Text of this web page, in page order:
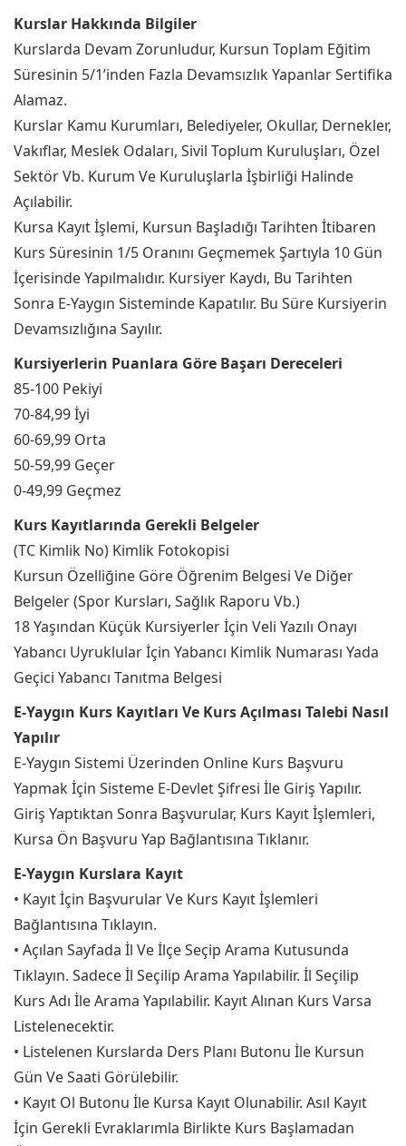
Kurslar Hakkında Bilgiler
Kurslarda Devam Zorunludur, Kursun Toplam Eğitim
Süresinin 5/1’inden Fazla Devamsızlık Yapanlar Sertifika
Alamaz.
Kurslar Kamu Kurumları, Belediyeler, Okullar, Dernekler,
Vakıflar, Meslek Odaları, Sivil Toplum Kuruluşları, Özel
Sektör Vb. Kurum Ve Kuruluşlarla İşbirliği Halinde
Açılabilir.
Kursa Kayıt İşlemi, Kursun Başladığı Tarihten İtibaren
Kurs Süresinin 1/5 Oranını Geçmemek Şartıyla 10 Gün
İçerisinde Yapılmalıdır. Kursiyer Kaydı, Bu Tarihten
Sonra E-Yaygın Sisteminde Kapatılır. Bu Süre Kursiyerin
Devamsızlığına Sayılır.
Kursiyerlerin Puanlara Göre Başarı Dereceleri
85-100 Pekiyi
70-84,99 İyi
60-69,99 Orta
50-59,99 Geçer
0-49,99 Geçmez
Kurs Kayıtlarında Gerekli Belgeler
(TC Kimlik No) Kimlik Fotokopisi
Kursun Özelliğine Göre Öğrenim Belgesi Ve Diğer
Belgeler (Spor Kursları, Sağlık Raporu Vb.)
18 Yaşından Küçük Kursiyerler İçin Veli Yazılı Onayı
Yabancı Uyruklular İçin Yabancı Kimlik Numarası Yada
Geçici Yabancı Tanıtma Belgesi
E-Yaygın Kurs Kayıtları Ve Kurs Açılması Talebi Nasıl
Yapılır
E-Yaygın Sistemi Üzerinden Online Kurs Başvuru
Yapmak İçin Sisteme E-Devlet Şifresi İle Giriş Yapılır.
Giriş Yaptıktan Sonra Başvurular, Kurs Kayıt İşlemleri,
Kursa Ön Başvuru Yap Bağlantısına Tıklanır.
E-Yaygın Kurslara Kayıt
• Kayıt İçin Başvurular Ve Kurs Kayıt İşlemleri
Bağlantısına Tıklayın.
• Açılan Sayfada İl Ve İlçe Seçip Arama Kutusunda
Tıklayın. Sadece İl Seçilip Arama Yapılabilir. İl Seçilip
Kurs Adı İle Arama Yapılabilir. Kayıt Alınan Kurs Varsa
Listelenecektir.
• Listelenen Kurslarda Ders Planı Butonu İle Kursun
Gün Ve Saati Görülebilir.
• Kayıt Ol Butonu İle Kursa Kayıt Olunabilir. Asıl Kayıt
İçin Gerekli Evraklarımla Birlikte Kurs Başlamadan